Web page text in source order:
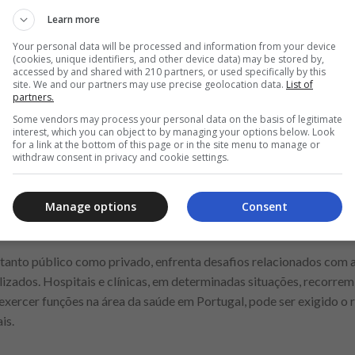
software. A escassez de talento especializado faz com que
fora da União Europeia e apoiar processos de visto
específicas e experiência comprovada são determinantes. A
profissional detalhado pode diferenciar o candidato num
Anuncio
profissionais de saúde
público como privado, enfrenta desafios relacionados com
Hospitais e clínicas, em determinadas situações,
funções na área da saúde em Portugal, pode ser exigido
Learn more
Your personal data will be processed and information from your device
(cookies, unique identifiers, and other device data) may be stored by,
accessed by and shared with 210 partners, or used specifically by this
site. We and our partners may use precise geolocation data. List of
partners.
Some vendors may process your personal data on the basis of legitimate
interest, which you can object to by managing your options below. Look
for a link at the bottom of this page or in the site menu to manage or
withdraw consent in privacy and cookie settings.
Consent
Manage options